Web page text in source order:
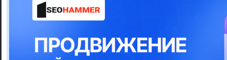
Школа